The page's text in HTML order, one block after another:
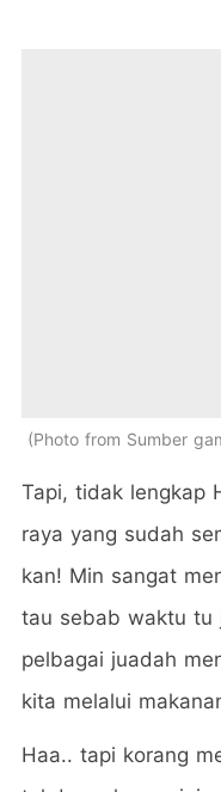
Photo from Sumber
Tapi, tidak lengkap
raya yang sudah
kan! Min sangat
tau sebab waktu tu
pelbagai juadah
kita melalui
Haa.. tapi korang